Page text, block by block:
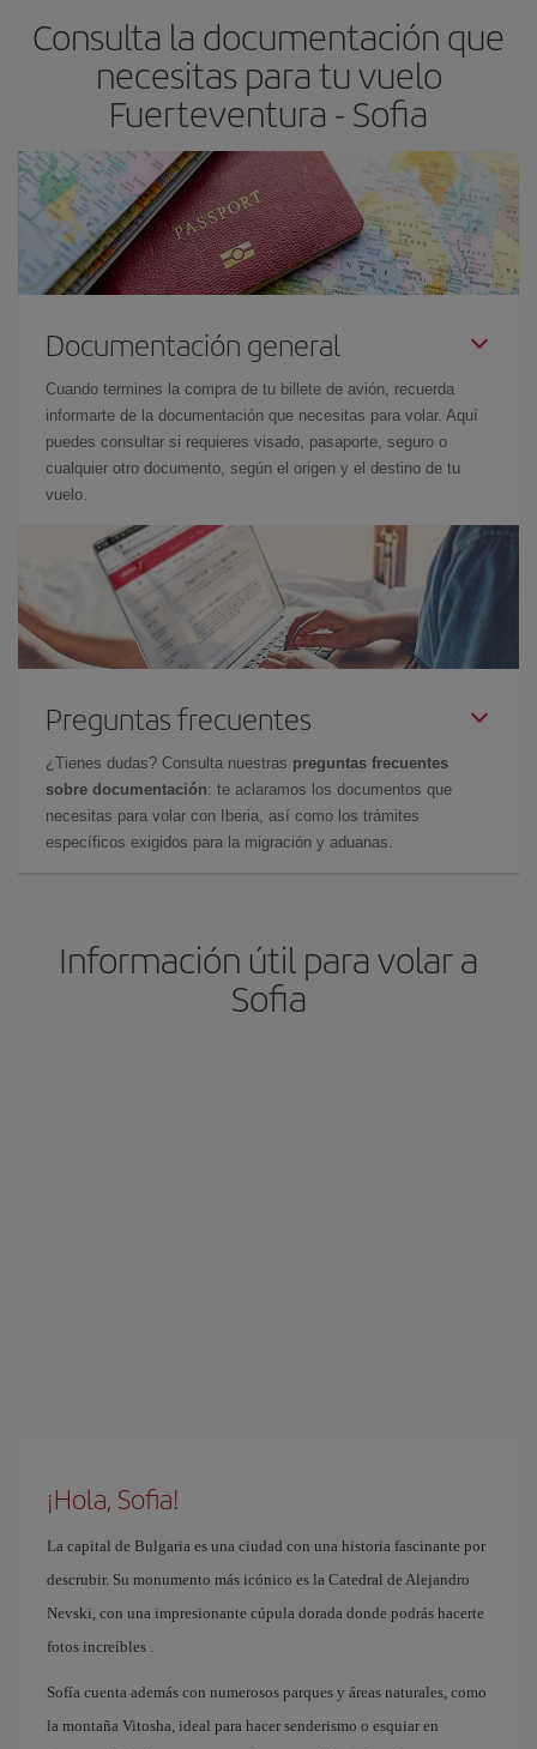
Consulta la documentación que
necesitas para tu vuelo
Fuerteventura - Sofia
Documentación general
Cuando termines la compra de tu billete de avión, recuerda
informarte de la documentación que necesitas para volar. Aquí
puedes consultar si requieres visado, pasaporte, seguro o
cualquier otro documento, según el origen y el destino de tu
vuelo.
Preguntas frecuentes
¿Tienes dudas? Consulta nuestras preguntas frecuentes
sobre documentación: te aclaramos los documentos que
necesitas para volar con Iberia, así como los trámites
específicos exigidos para la migración y aduanas.
Información útil para volar a
Sofia
¡Hola, Sofia!
La capital de Bulgaria es una ciudad con una historia fascinante por
descrubir. Su monumento más icónico es la Catedral de Alejandro
Nevski, con una impresionante cúpula dorada donde podrás hacerte
fotos increíbles .
Sofía cuenta además con numerosos parques y áreas naturales, como
la montaña Vitosha, ideal para hacer senderismo o esquiar en